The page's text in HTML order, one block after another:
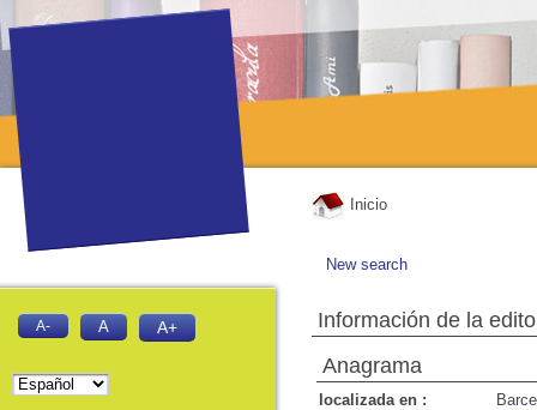
Inicio
New search
Información de la
Anagrama
localizada en :
A- A A+